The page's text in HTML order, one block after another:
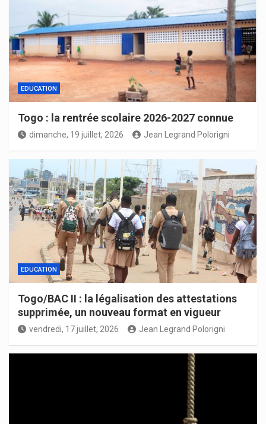
EDUCATION
Togo : la rentrée scolaire 2026-2027 connue
dimanche, 19 juillet, 2026 Jean Legrand Polorigni
EDUCATION
Togo/BAC II : la légalisation des attestations
supprimée, un nouveau format en vigueur
vendredi, 17 juillet, 2026 Jean Legrand Polorigni